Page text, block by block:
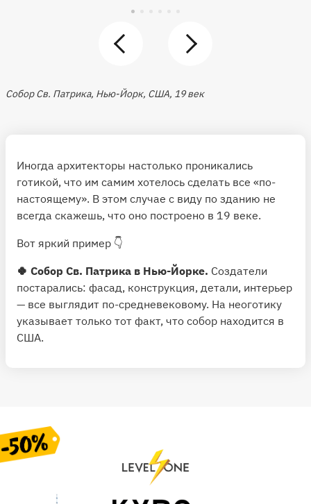
Собор Св. Патрика, Нью-Йорк, США, 19 век
Иногда архитекторы настолько проникались
готикой, что им самим хотелось сделать все «по-
настоящему». В этом случае с виду по зданию не
всегда скажешь, что оно построено в 19 веке.
Вот яркий пример 👇
🍀 Собор Св. Патрика в Нью-Йорке. Создатели
постарались: фасад, конструкция, детали, интерьер
— все выглядит по-средневековому. На неоготику
указывает только тот факт, что собор находится в
США.